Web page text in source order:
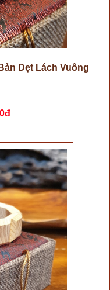
Dẹt Lách Vuông